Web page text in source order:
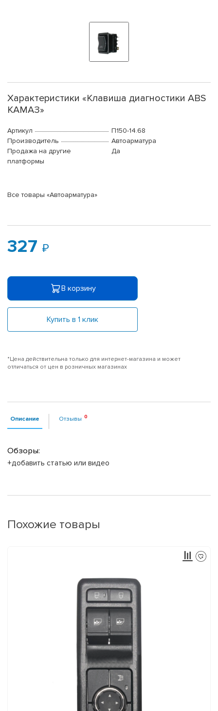
Характеристики «Клавиша диагностики ABS
КАМАЗ»
Артикул
П150-14.68
Производитель
Автоарматура
Продажа на другие
платформы
Да
Все товары «Автоарматура»
327
В корзину
Купить в 1 клик
*Цена действительна только для интернет-магазина и может
отличаться от цен в розничных магазинах
Описание Отзывы
Обзоры:
+добавить статью или видео
Похожие товары